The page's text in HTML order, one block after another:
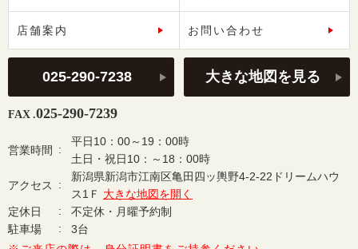
店舗案内 お問い合わせ
025-290-7238 大きな地図を見る
FAX .025-290-7239
営業時間
平日10：00～19：00時
土日・祝日10：～18：00時
アクセス
新潟県新潟市江南区亀田四ッ輿野4-2-22ドリームハウ
ス1Ｆ 大きな地図を開く
定休日
不定休・月曜予約制
駐車場
3台